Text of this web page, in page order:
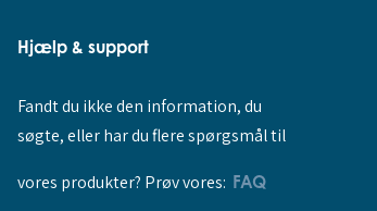
Hjælp & support
Fandt du ikke den information, du
søgte, eller har du flere spørgsmål til
vores produkter? Prøv vores: FAQ